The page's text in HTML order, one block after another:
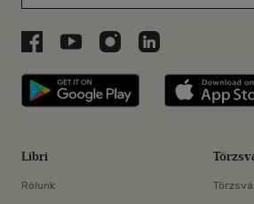
Libri a Facebookon
Libri a Youtube-on
Libri az Instagramon
Libri a
Libri applikáció
Libri
Rólunk